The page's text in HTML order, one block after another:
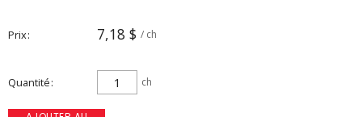
Prix 7,18 $ / ch
Quantité ch